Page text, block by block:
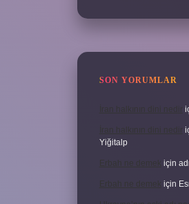
SON YORUMLAR
İran halkının dini nedir
İran halkının dini nedir
Yiğitalp
Erbah ne demek için
Erbah ne demek için